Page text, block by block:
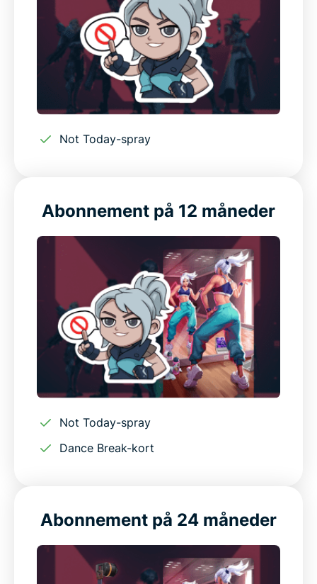
Not Today-spray
Abonnement på 12 måneder
Not Today-spray
Dance Break-kort
Abonnement på 24 måneder